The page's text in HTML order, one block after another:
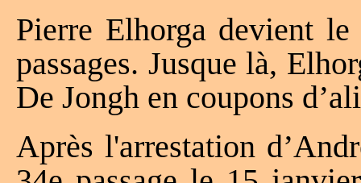
Pierre Elhorga devient le
passages. Jusque là,
De Jongh en coupons
Après l'arrestation